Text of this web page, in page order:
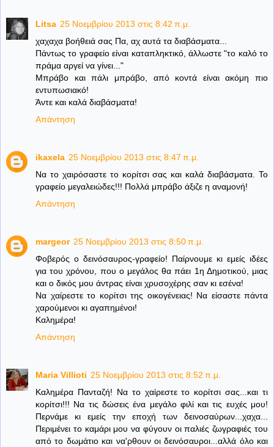
Litsa 25 Νοεμβρίου 2013 στις 8:42 π.μ.
χαχαχα βοήθειά σας Πα, αχ αυτά τα διαβάσματα...
Πάντως το γραφείο είναι καταπληκτικό, άλλωστε "το καλό το
πράμα αργεί να γίνει..."
Μπράβο και πάλι μπράβο, από κοντά είναι ακόμη πιο
εντυπωσιακό!
Άντε και καλά διαβάσματα!
Απάντηση
ikaxela 25 Νοεμβρίου 2013 στις 8:47 π.μ.
Να το χαιρόσαστε το κορίτσι σας και καλά διαβάσματα. Το
γραφείο μεγαλειώδες!!! Πολλά μπράβο άξιζε η αναμονή!
Απάντηση
margeor 25 Νοεμβρίου 2013 στις 8:50 π.μ.
Φοβερός ο δεινόσαυρος-γραφείο! Παίρνουμε κι εμείς ιδέες
για του χρόνου, που ο μεγάλος θα πάει 1η Δημοτικού, μιας
και ο δικός μου άντρας είναι χρυσοχέρης σαν κι εσένα!
Να χαίρεστε το κορίτσι της οικογένειας! Να είσαστε πάντα
χαρούμενοι κι αγαπημένοι!
Καλημέρα!
Απάντηση
Maria Villioti 25 Νοεμβρίου 2013 στις 8:52 π.μ.
Καλημέρα Πανταζή! Να το χαίρεστε το κορίτσι σας...και τι
κορίτσι!!! Να τις δώσεις ένα μεγάλο φιλί και τις ευχές μου!
Περνάμε κι εμείς την εποχή των δεινοσαύρων...χαχα...
Περιμένει το καμάρι μου να φύγουν οι παλιές ζωγραφιές του
από το δωμάτιο και να'ρθουν οι δεινόσαυροι...αλλά όλο και